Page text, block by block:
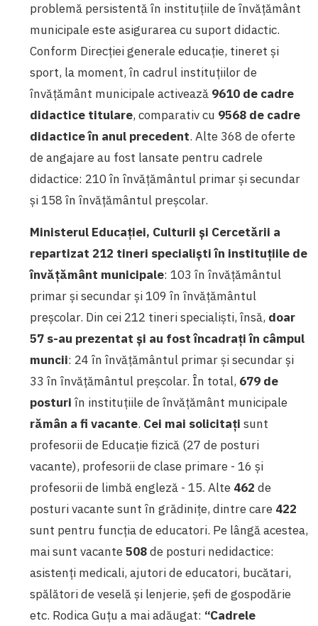
problemă persistentă în instituțiile de învățământ
municipale este asigurarea cu suport didactic.
Conform Direcției generale educație, tineret și
sport, la moment, în cadrul instituțiilor de
învățământ municipale activează 9610 de cadre
didactice titulare, comparativ cu 9568 de cadre
didactice în anul precedent. Alte 368 de oferte
de angajare au fost lansate pentru cadrele
didactice: 210 în învățământul primar și secundar
și 158 în învățământul preșcolar.
Ministerul Educației, Culturii și Cercetării a
repartizat 212 tineri specialiști în instituțiile de
învățământ municipale: 103 în învățământul
primar și secundar și 109 în învățământul
preșcolar. Din cei 212 tineri specialiști, însă, doar
57 s-au prezentat și au fost încadrați în câmpul
muncii: 24 în învățământul primar și secundar și
33 în învățământul preșcolar. În total, 679 de
posturiîn instituțiile de învățământ municipale
rămân a fi vacante. Cei mai solicitați sunt
profesorii de Educație fizică (27 de posturi
vacante), profesorii de clase primare - 16 și
profesorii de limbă engleză - 15. Alte 462 de
posturi vacante sunt în grădinițe, dintre care 422
sunt pentru funcția de educatori. Pe lângă acestea,
mai sunt vacante508de posturi nedidactice:
asistenți medicali, ajutori de educatori, bucătari,
spălători de veselă și lenjerie, șefi de gospodărie
etc. Rodica Guțu a mai adăugat: “Cadrele